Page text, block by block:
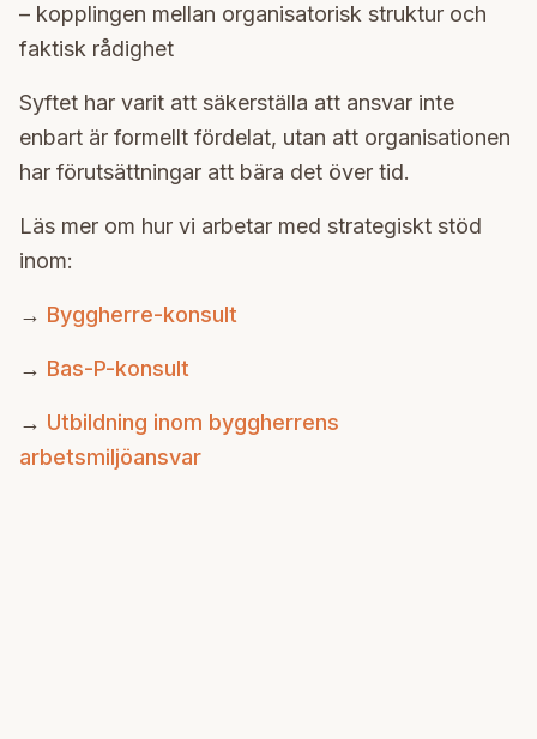
– kopplingen mellan organisatorisk struktur och
faktisk rådighet
Syftet har varit att säkerställa att ansvar inte
enbart är formellt fördelat, utan att organisationen
har förutsättningar att bära det över tid.
Läs mer om hur vi arbetar med strategiskt stöd
inom:
→ Byggherre-konsult
→ Bas-P-konsult
→ Utbildning inom byggherrens
arbetsmiljöansvar